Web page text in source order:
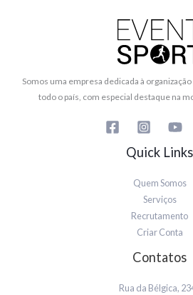
Somos uma empresa dedicada à
todo o país, com especial destaque na
Quick Links
Quem Somos
Serviços
Recrutamento
Criar Conta
Contatos
Rua da Bélgica,